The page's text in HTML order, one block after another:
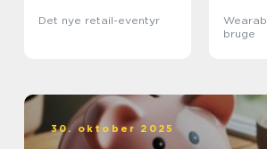
Det nye retail-eventyr
bruge
30. oktober 2025